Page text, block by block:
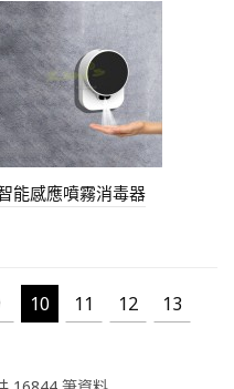
能感應噴霧消毒器
10 11 12
13